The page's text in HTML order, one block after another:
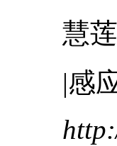
慧
|感